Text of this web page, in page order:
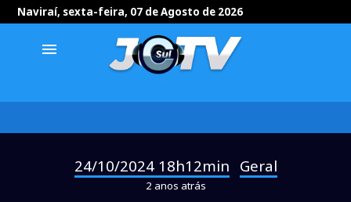
Naviraí, sexta-feira, 07 de Agosto de 2026
menu
24/10/2024 18h12min Geral
2 anos atrás